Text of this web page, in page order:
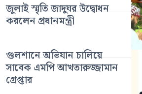
জুলাই স্মৃতি জাদুঘর উদ্বোধন
করলেন প্রধানমন্ত্রী
গুলশানে অভিযান চালিয়ে
সাবেক এমপি আখতারুজ্জামান
গ্রেপ্তার